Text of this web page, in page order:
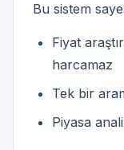
Bu sistem
Fiyat
harcamaz
Tek bir
Piyasa